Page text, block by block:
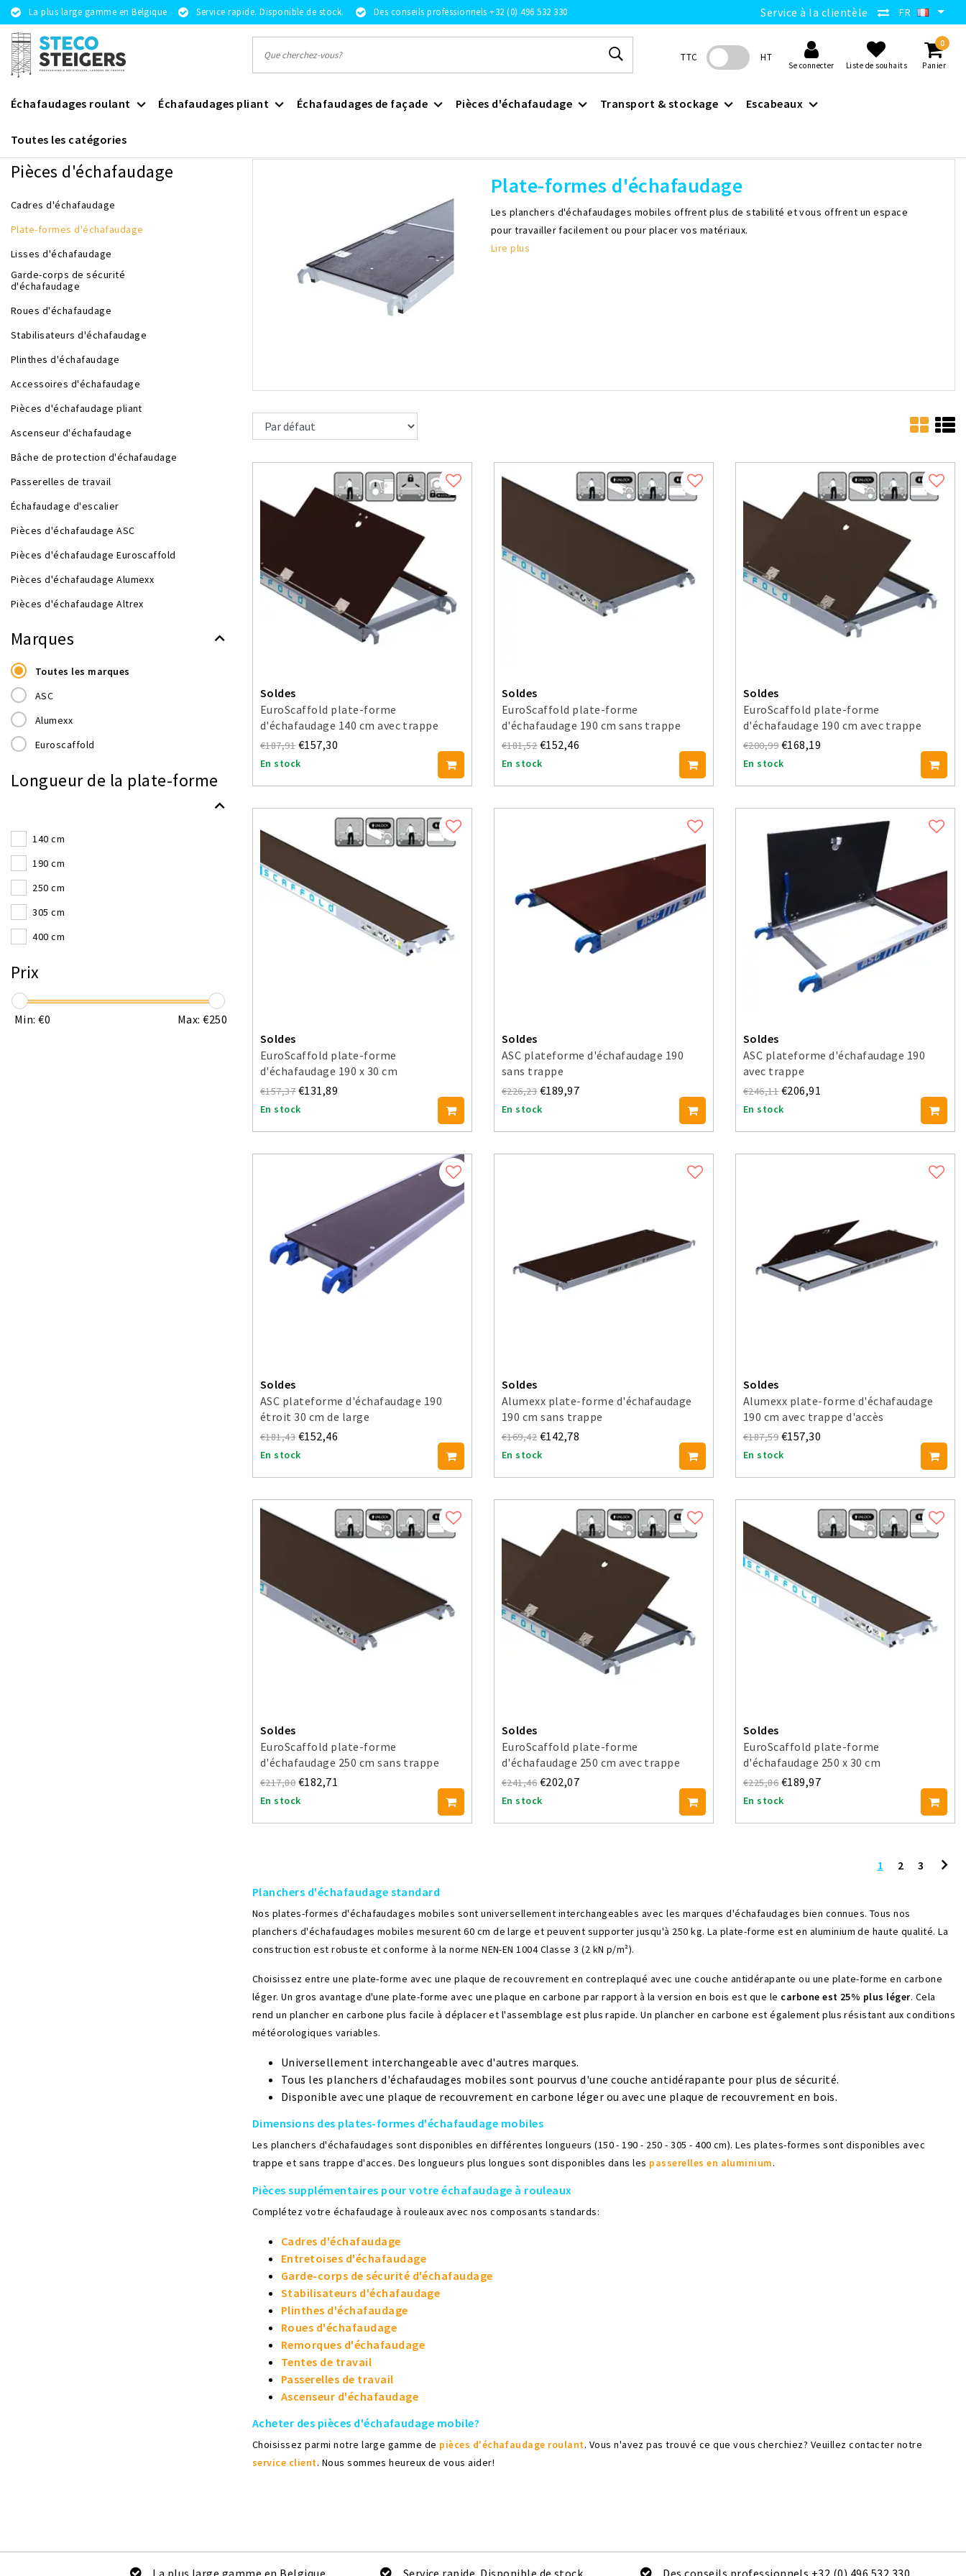
La plus large gamme en Belgique Service rapide. Disponible de stock. Des conseils professionnels +32 (0) 496 532 330 Service à la clientèle FR
TTC HT
Se connecter Liste de souhaits
0
Panier
Échafaudages roulant Échafaudages pliant Échafaudages de façade Pièces d'échafaudage Transport & stockage Escabeaux
Toutes les catégories
Revenir à Pièces d'échafaudage
Pièces d'échafaudage
Cadres d'échafaudage
Plate-formes d'échafaudage
Lisses d'échafaudage
Garde-corps de sécurité
d'échafaudage
Roues d'échafaudage
Stabilisateurs d'échafaudage
Plinthes d'échafaudage
Accessoires d'échafaudage
Pièces d'échafaudage pliant
Ascenseur d'échafaudage
Bâche de protection d'échafaudage
Passerelles de travail
Échafaudage d'escalier
Pièces d'échafaudage ASC
Pièces d'échafaudage Euroscaffold
Pièces d'échafaudage Alumexx
Pièces d'échafaudage Altrex
Marques
Toutes les marques
ASC
Alumexx
Euroscaffold
Longueur de la plate-forme
140 cm
190 cm
250 cm
305 cm
400 cm
Prix
Min: €0 Max: €250
Plate-formes d'échafaudage
Les planchers d'échafaudages mobiles offrent plus de stabilité et vous offrent un espace
pour travailler facilement ou pour placer vos matériaux.
Lire plus
Soldes
EuroScaffold plate-forme
d'échafaudage 140 cm avec trappe
d'accès
€187,91 €157,30
En stock
Soldes
EuroScaffold plate-forme
d'échafaudage 190 cm sans trappe
d'accès
€181,52 €152,46
En stock
Soldes
EuroScaffold plate-forme
d'échafaudage 190 cm avec trappe
d'accès
€200,99 €168,19
En stock
Soldes
EuroScaffold plate-forme
d'échafaudage 190 x 30 cm
€157,37 €131,89
En stock
Soldes
ASC plateforme d'échafaudage 190
sans trappe
€226,23 €189,97
En stock
Soldes
ASC plateforme d'échafaudage 190
avec trappe
€246,11 €206,91
En stock
Soldes
ASC plateforme d'échafaudage 190
étroit 30 cm de large
€181,43 €152,46
En stock
Soldes
Alumexx plate-forme d'échafaudage
190 cm sans trappe
€169,42 €142,78
En stock
Soldes
Alumexx plate-forme d'échafaudage
190 cm avec trappe d'accès
€187,59 €157,30
En stock
Soldes
EuroScaffold plate-forme
d'échafaudage 250 cm sans trappe
d'accès
€217,80 €182,71
En stock
Soldes
EuroScaffold plate-forme
d'échafaudage 250 cm avec trappe
d'accès
€241,46 €202,07
En stock
Soldes
EuroScaffold plate-forme
d'échafaudage 250 x 30 cm
€225,86 €189,97
En stock
1 2
3
Planchers d'échafaudage standard
Nos plates-formes d'échafaudages mobiles sont universellement interchangeables avec les marques d'échafaudages bien connues. Tous nos
planchers d'échafaudages mobiles mesurent 60 cm de large et peuvent supporter jusqu'à 250 kg. La plate-forme est en aluminium de haute qualité. La
construction est robuste et conforme à la norme NEN-EN 1004 Classe 3 (2 kN p/m²).
Choisissez entre une plate-forme avec une plaque de recouvrement en contreplaqué avec une couche antidérapante ou une plate-forme en carbone
léger. Un gros avantage d'une plate-forme avec une plaque en carbone par rapport à la version en bois est que le carbone est 25% plus léger. Cela
rend un plancher en carbone plus facile à déplacer et l'assemblage est plus rapide. Un plancher en carbone est également plus résistant aux conditions
météorologiques variables.
Universellement interchangeable avec d'autres marques.
Tous les planchers d'échafaudages mobiles sont pourvus d'une couche antidérapante pour plus de sécurité.
Disponible avec une plaque de recouvrement en carbone léger ou avec une plaque de recouvrement en bois.
Dimensions des plates-formes d'échafaudage mobiles
Les planchers d'échafaudages sont disponibles en différentes longueurs (150 - 190 - 250 - 305 - 400 cm). Les plates-formes sont disponibles avec
trappe et sans trappe d'acces. Des longueurs plus longues sont disponibles dans les passerelles en aluminium.
Pièces supplémentaires pour votre échafaudage à rouleaux
Complétez votre échafaudage à rouleaux avec nos composants standards:
Cadres d'échafaudage
Entretoises d'échafaudage
Garde-corps de sécurité d'échafaudage
Stabilisateurs d'échafaudage
Plinthes d'échafaudage
Roues d'échafaudage
Remorques d'échafaudage
Tentes de travail
Passerelles de travail
Ascenseur d'échafaudage
Acheter des pièces d'échafaudage mobile?
Choisissez parmi notre large gamme de pièces d'échafaudage roulant. Vous n'avez pas trouvé ce que vous cherchiez? Veuillez contacter notre
service client. Nous sommes heureux de vous aider!